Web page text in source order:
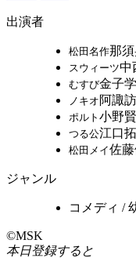
出演者
松田名作那須
スウィーツ中
むすび金子学
ノキオ 阿諏
ポルト 小野
つる公江口
松田メイ佐
ジャンル
コメディ /
©MSK
本日登録すると